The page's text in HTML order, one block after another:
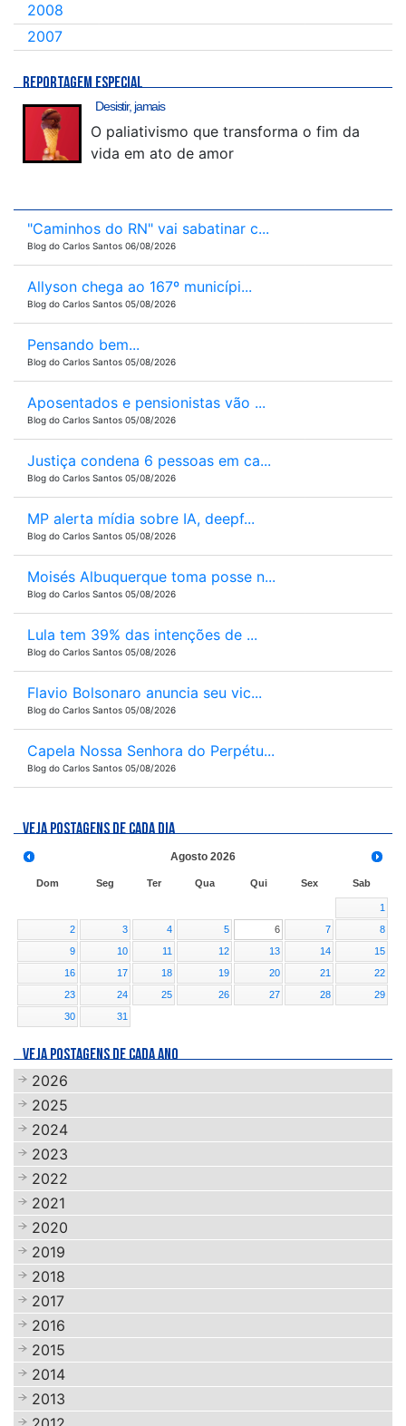
2008
2007
REPORTAGEM ESPECIAL
Desistir, jamais
O paliativismo que transforma o fim da
vida em ato de amor
"Caminhos do RN" vai sabatinar c...
Blog do Carlos Santos 06/08/2026
Allyson chega ao 167º municípi...
Blog do Carlos Santos 05/08/2026
Pensando bem...
Blog do Carlos Santos 05/08/2026
Aposentados e pensionistas vão ...
Blog do Carlos Santos 05/08/2026
Justiça condena 6 pessoas em ca...
Blog do Carlos Santos 05/08/2026
MP alerta mídia sobre IA, deepf...
Blog do Carlos Santos 05/08/2026
Moisés Albuquerque toma posse n...
Blog do Carlos Santos 05/08/2026
Lula tem 39% das intenções de ...
Blog do Carlos Santos 05/08/2026
Flavio Bolsonaro anuncia seu vic...
Blog do Carlos Santos 05/08/2026
Capela Nossa Senhora do Perpétu...
Blog do Carlos Santos 05/08/2026
VEJA POSTAGENS DE CADA DIA
Agosto 2026
Dom Seg Ter Qua Qui Sex Sab
1
2
3 4 5 6 7
8
9
10 11 12 13 14
15
16
17 18 19 20 21
22
23
24 25 26 27 28
29
30
31
VEJA POSTAGENS DE CADA ANO
2026
2025
2024
2023
2022
2021
2020
2019
2018
2017
2016
2015
2014
2013